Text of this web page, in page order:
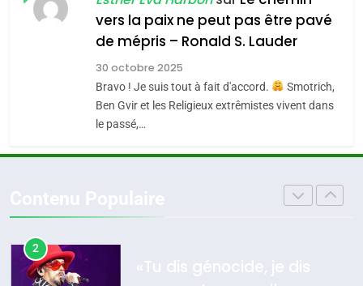
l’alliance pourrait
s’étendre à 13 pays
d’Amérique latine
ISRAÉL JUDAISME
2025, l’année la plus
meurtrière selon le
FIÈRE, DIGNE ET RÉSILIENTE :
vers la paix ne peut pas être pavé
de mépris – Ronald S. Lauder
30 octobre 2025
Bravo ! Je suis tout à fait d'accord.
Smotrich,
Ben Gvir et les Religieux extrêmistes vivent dans
le passé,…
Maroc : Les amandes de
Tafraout, le miel de Tadla
Azilal consacrés produits
du terroir
DAFINA MAROC
Oeil ravageur – Vanessa De
2